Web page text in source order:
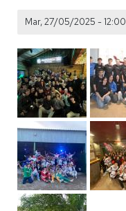
Mar, 27/05/2025 - 12:00